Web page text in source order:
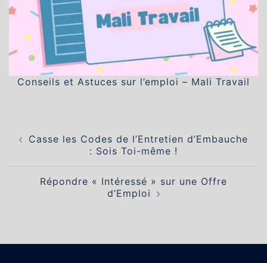
Conseils et Astuces sur l’emploi – Mali Travail
d’article
Casse les Codes de l’Entretien d’Embauche
: Sois Toi-même !
Répondre « Intéressé » sur une Offre
d’Emploi